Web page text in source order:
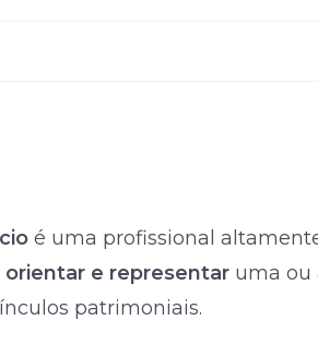
é uma profissional
orientar e representar uma ou
patrimoniais.